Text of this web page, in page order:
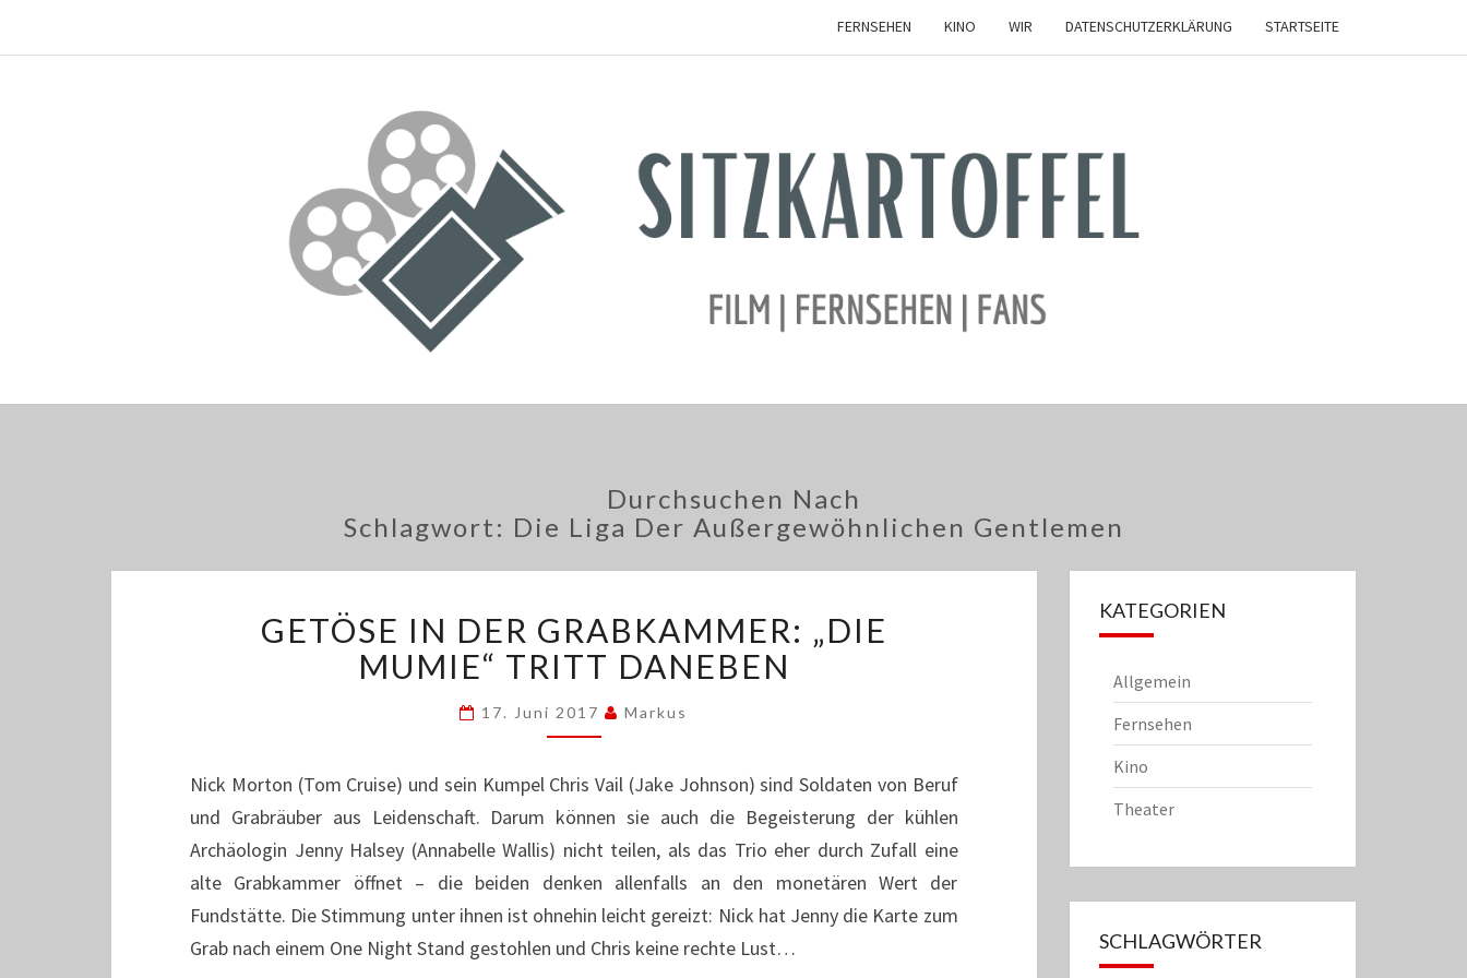
FERNSEHEN KINO WIR DATENSCHUTZERKLÄRUNG STARTSEITE
Durchsuchen Nach
Schlagwort: Die Liga Der Außergewöhnlichen Gentlemen
IN
DER
GRABKAMMER:
„DIE
MUMIE“
DANEBEN
GETÖSE IN DER GRABKAMMER: „DIE
MUMIE“ TRITT DANEBEN
17. Juni 2017 Markus
Nick Morton (Tom Cruise) und sein Kumpel Chris Vail (Jake Johnson) sind Soldaten von Beruf
und Grabräuber aus Leidenschaft. Darum können sie auch die Begeisterung der kühlen
Archäologin Jenny Halsey (Annabelle Wallis) nicht teilen, als das Trio eher durch Zufall eine
alte Grabkammer öffnet – die beiden denken allenfalls an den monetären Wert der
Fundstätte. Die Stimmung unter ihnen ist ohnehin leicht gereizt: Nick hat Jenny die Karte zum
Grab nach einem One Night Stand gestohlen und Chris keine rechte Lust…
KATEGORIEN
Allgemein
Fernsehen
Kino
Theater
SCHLAGWÖRTER